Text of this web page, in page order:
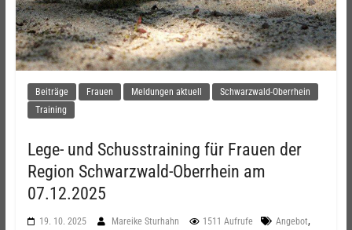
Beiträge Frauen Meldungen aktuell
Schwarzwald-Oberrhein
Training
Lege- und Schusstraining für Frauen der
Region Schwarzwald-Oberrhein am
07.12.2025
19. 10. 2025 Mareike Sturhahn 1511 Aufrufe Angebot,